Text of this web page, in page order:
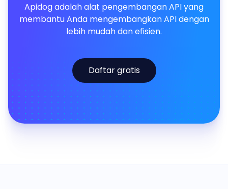
Apidog adalah alat pengembangan API yang
membantu Anda mengembangkan API dengan
lebih mudah dan efisien.
Daftar gratis